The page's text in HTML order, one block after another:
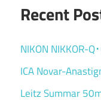
Recent
NIKON NIKKOR-
ICA Novar-
Leitz Summar